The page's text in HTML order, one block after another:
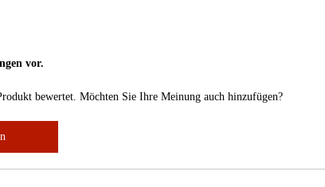
vor.
bewertet. Möchten Sie Ihre Meinung auch hinzufügen?